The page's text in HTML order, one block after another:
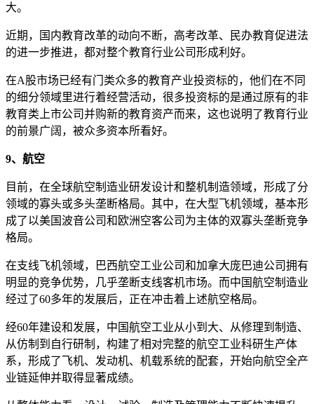
大。
近期，国内教育改革的动向不断，高考改革、民办教育促进法
的进一步推进，都对整个教育行业公司形成利好。
在A股市场已经有门类众多的教育产业投资标的，他们在不同
的细分领域里进行着经营活动，很多投资标的是通过原有的非
教育类上市公司并购新的教育资产而来，这也说明了教育行业
的前景广阔，被众多资本所看好。
9、航空
目前，在全球航空制造业研发设计和整机制造领域，形成了分
领域的寡头或多头垄断格局。其中，在大型飞机领域，基本形
成了以美国波音公司和欧洲空客公司为主体的双寡头垄断竞争
格局。
在支线飞机领域，巴西航空工业公司和加拿大庞巴迪公司拥有
明显的竞争优势，几乎垄断支线客机市场。而中国航空制造业
经过了60多年的发展后，正在冲击着上述航空格局。
经60年建设和发展，中国航空工业从小到大、从修理到制造、
从仿制到自行研制，构建了相对完整的航空工业科研生产体
系，形成了飞机、发动机、机载系统的配套，开始向航空全产
业链延伸并取得显著成绩。